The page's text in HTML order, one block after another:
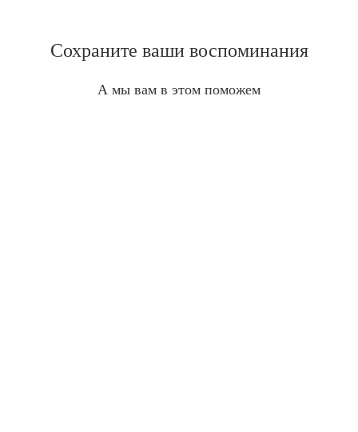
Сохраните ваши воспоминания
А мы вам в этом поможем